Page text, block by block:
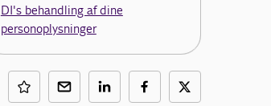
DI's behandling af dine
personoplysninger